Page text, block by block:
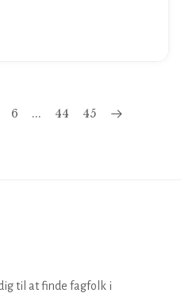
6 ... 44 45
til at finde fagfolk i